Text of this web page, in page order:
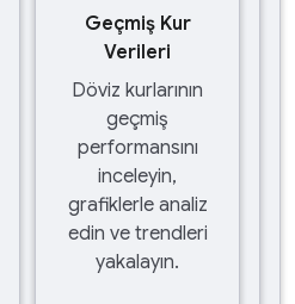
Geçmiş Kur
Verileri
Döviz kurlarının
geçmiş
performansını
inceleyin,
grafiklerle analiz
edin ve trendleri
yakalayın.